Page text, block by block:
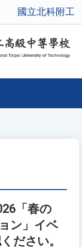
國立北科附工
「春の
ン」イベ
ださい。